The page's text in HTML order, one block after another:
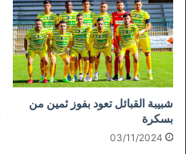
شبيبة القبائل تعود بفوز ثمين من
بسكرة
03/11/2024